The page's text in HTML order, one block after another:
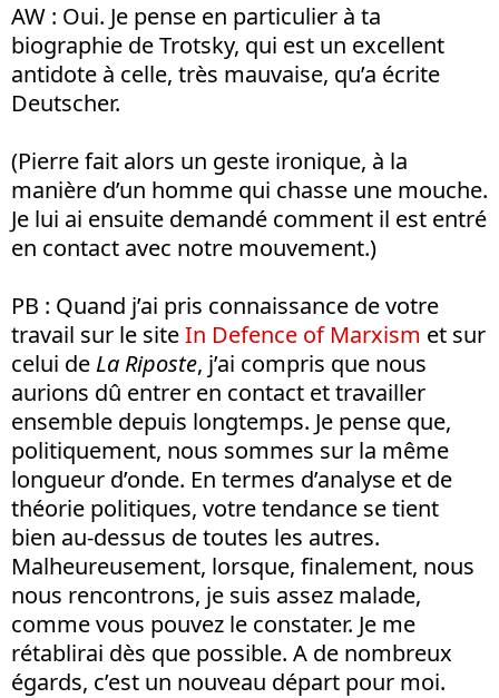
AW : Oui. Je pense en particulier à ta
biographie de Trotsky, qui est un excellent
antidote à celle, très mauvaise, qu’a écrite
Deutscher.
(Pierre fait alors un geste ironique, à la
manière d’un homme qui chasse une mouche.
Je lui ai ensuite demandé comment il est entré
en contact avec notre mouvement.)
PB : Quand j’ai pris connaissance de votre
travail sur le siteIn Defence of Marxism et sur
celui de La Riposte, j’ai compris que nous
aurions dû entrer en contact et travailler
ensemble depuis longtemps. Je pense que,
politiquement, nous sommes sur la même
longueur d’onde. En termes d’analyse et de
théorie politiques, votre tendance se tient
bien au-dessus de toutes les autres.
Malheureusement, lorsque, finalement, nous
nous rencontrons, je suis assez malade,
comme vous pouvez le constater. Je me
rétablirai dès que possible. A de nombreux
égards, c’est un nouveau départ pour moi.